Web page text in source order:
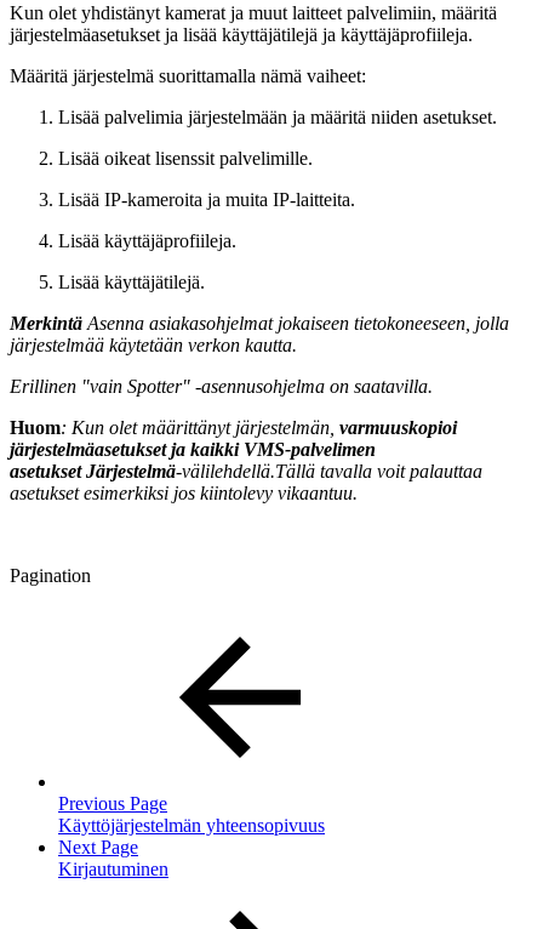
Kun olet yhdistänyt kamerat ja muut laitteet palvelimiin, määritä
järjestelmäasetukset ja lisää käyttäjätilejä ja käyttäjäprofiileja.
Määritä järjestelmä suorittamalla nämä vaiheet:
Lisää palvelimia järjestelmään ja määritä niiden asetukset.
Lisää oikeat lisenssit palvelimille.
Lisää IP-kameroita ja muita IP-laitteita.
Lisää käyttäjäprofiileja.
Lisää käyttäjätilejä.
Merkintä Asenna asiakasohjelmat jokaiseen tietokoneeseen, jolla
järjestelmää käytetään verkon kautta.
Erillinen "vain Spotter" -asennusohjelma on saatavilla.
Huom: Kun olet määrittänyt järjestelmän, varmuuskopioi
järjestelmäasetukset ja kaikki VMS-palvelimen
asetukset Järjestelmä-välilehdellä.Tällä tavalla voit palauttaa
asetukset esimerkiksi jos kiintolevy vikaantuu.
Pagination
Previous Page
Käyttöjärjestelmän yhteensopivuus
Next Page
Kirjautuminen